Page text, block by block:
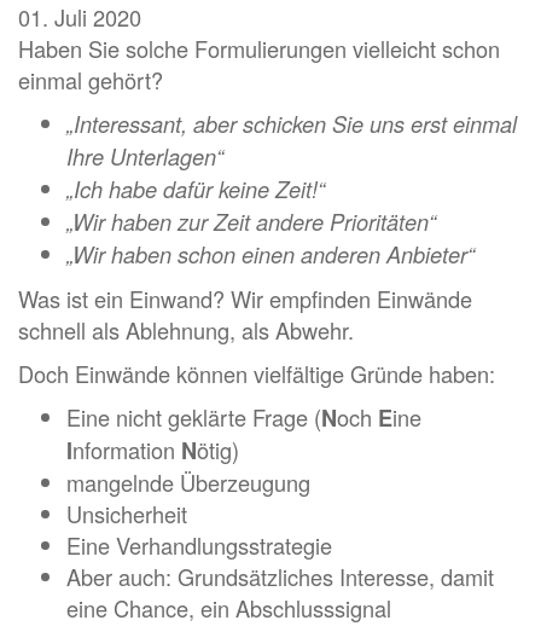
01. Juli 2020
Haben Sie solche Formulierungen vielleicht schon
einmal gehört?
„Interessant, aber schicken Sie uns erst einmal
Ihre Unterlagen“
„Ich habe dafür keine Zeit!“
„Wir haben zur Zeit andere Prioritäten“
„Wir haben schon einen anderen Anbieter“
Was ist ein Einwand? Wir empfinden Einwände
schnell als Ablehnung, als Abwehr.
Doch Einwände können vielfältige Gründe haben:
Eine nicht geklärte Frage (Noch Eine
Information Nötig)
mangelnde Überzeugung
Unsicherheit
Eine Verhandlungsstrategie
Aber auch: Grundsätzliches Interesse, damit
eine Chance, ein Abschlusssignal